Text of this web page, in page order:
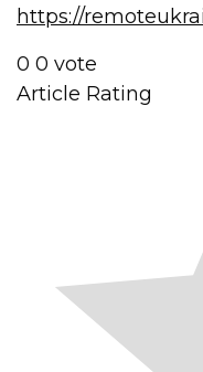
https://
0 0 vote
Article Rating